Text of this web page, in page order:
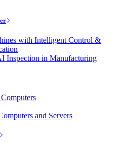
with Intelligent Control &
Inspection in Manufacturing
and Servers